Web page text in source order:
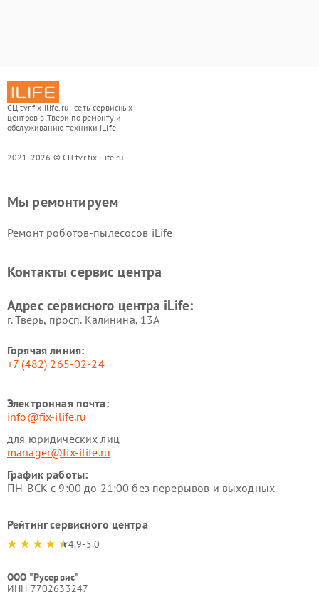
СЦ tvr.fix-ilife.ru - сеть сервисных
центров в Твери по ремонту и
обслуживанию техники iLife
2021-2026 © СЦ tvr.fix-ilife.ru
Мы ремонтируем
Ремонт роботов-пылесосов iLife
Контакты сервис центра
Адрес сервисного центра iLife:
г. Тверь, просп. Калинина, 13А
Горячая линия:
+7 (482) 265-02-24
Электронная почта:
info@fix-ilife.ru
для юридических лиц
manager@fix-ilife.ru
График работы:
ПН-ВСК с 9:00 до 21:00 без перерывов и выходных
Рейтинг сервисного центра
4.9-5.0
ООО "Русервис"
ИНН 7702633247